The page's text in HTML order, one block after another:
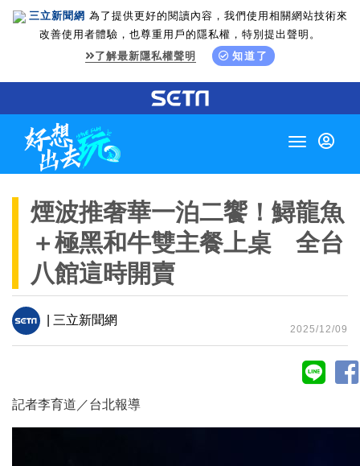
三立新聞網 為了提供更好的閱讀內容，我們使用相關網站技術來
改善使用者體驗，也尊重用戶的隱私權，特別提出聲明。
了解最新隱私權聲明
知道了
Toggle
煙波推奢華一泊二饗！鱘龍魚
＋極黑和牛雙主餐上桌 全台
八館這時開賣
| 三立新聞網
2025/12/09
記者李育道／台北報導